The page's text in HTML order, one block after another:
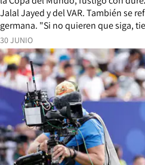
30 JUNIO
Jalal Jayed y del VAR. También se
germana. "Si no quieren que siga,